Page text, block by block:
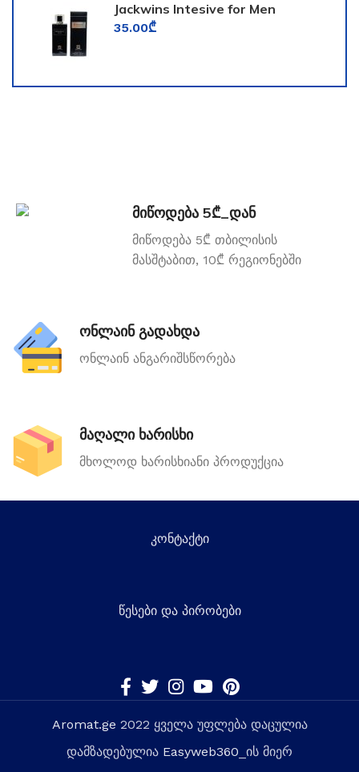
Jackwins Intesive for Men
35.00₾
მიწოდება 5₾_დან
მიწოდება 5₾ თბილისის
მასშტაბით, 10₾ რეგიონებში
ონლაინ გადახდა
ონლაინ ანგარიშსწორება
მაღალი ხარისხი
მხოლოდ ხარისხიანი პროდუქცია
კონტაქტი
წესები და პირობები
Aromat.ge 2022 ყველა უფლება დაცულია
დამზადებულია Easyweb360 _ის მიერ